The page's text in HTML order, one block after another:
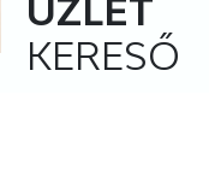
ÜZLET
KERESŐ